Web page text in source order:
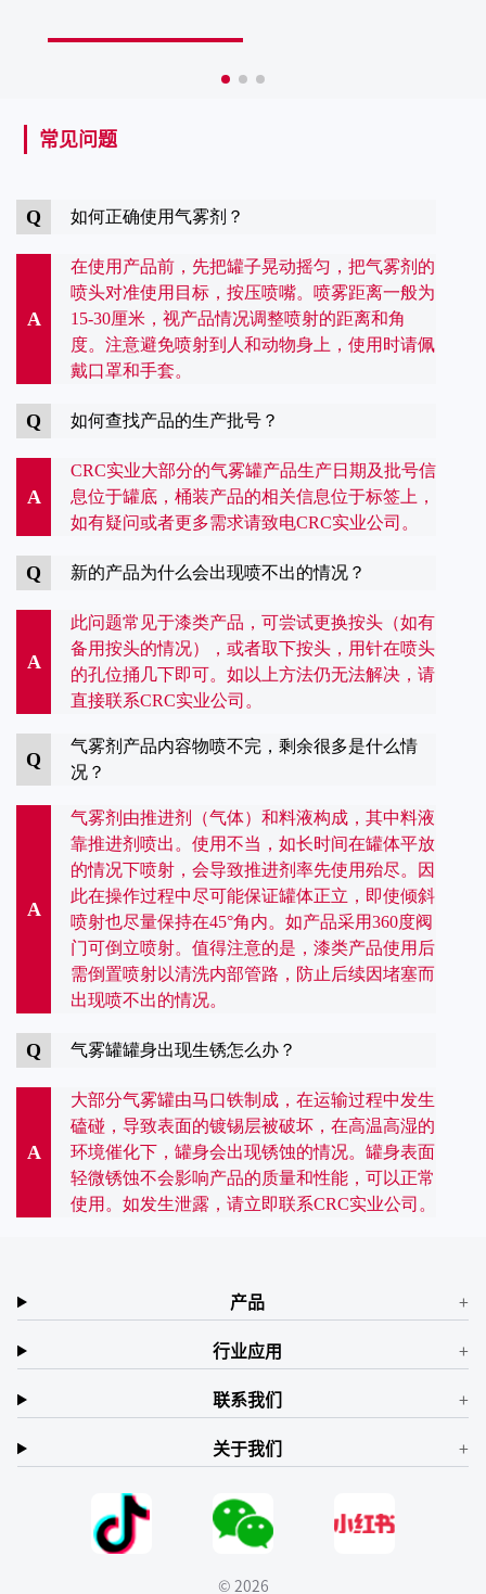
常见问题
Q 如何正确使用气雾剂？
A
在使用产品前，先把罐子晃动摇匀，把气雾剂的
喷头对准使用目标，按压喷嘴。喷雾距离一般为
15-30厘米，视产品情况调整喷射的距离和角
度。注意避免喷射到人和动物身上，使用时请佩
戴口罩和手套。
Q 如何查找产品的生产批号？
A
CRC实业大部分的气雾罐产品生产日期及批号信
息位于罐底，桶装产品的相关信息位于标签上，
如有疑问或者更多需求请致电CRC实业公司。
Q 新的产品为什么会出现喷不出的情况？
A
此问题常见于漆类产品，可尝试更换按头（如有
备用按头的情况），或者取下按头，用针在喷头
的孔位捅几下即可。如以上方法仍无法解决，请
直接联系CRC实业公司。
Q
气雾剂产品内容物喷不完，剩余很多是什么情
况？
A
气雾剂由推进剂（气体）和料液构成，其中料液
靠推进剂喷出。使用不当，如长时间在罐体平放
的情况下喷射，会导致推进剂率先使用殆尽。因
此在操作过程中尽可能保证罐体正立，即使倾斜
喷射也尽量保持在45°角内。如产品采用360度阀
门可倒立喷射。值得注意的是，漆类产品使用后
需倒置喷射以清洗内部管路，防止后续因堵塞而
出现喷不出的情况。
Q 气雾罐罐身出现生锈怎么办？
A
大部分气雾罐由马口铁制成，在运输过程中发生
磕碰，导致表面的镀锡层被破坏，在高温高湿的
环境催化下，罐身会出现锈蚀的情况。罐身表面
轻微锈蚀不会影响产品的质量和性能，可以正常
使用。如发生泄露，请立即联系CRC实业公司。
产品
行业应用
联系我们
关于我们
© 2026